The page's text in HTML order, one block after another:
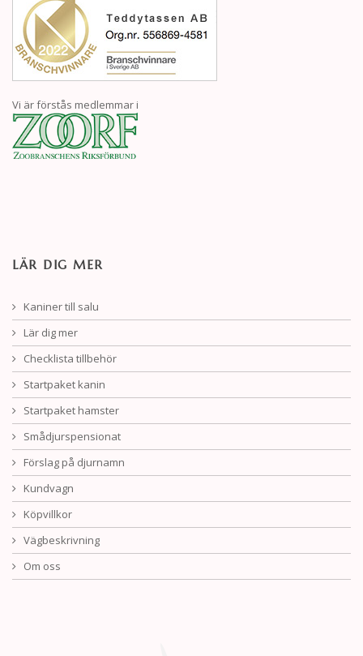
Vi är förstås medlemmar i
LÄR DIG MER
Kaniner till salu
Lär dig mer
Checklista tillbehör
Startpaket kanin
Startpaket hamster
Smådjurspensionat
Förslag på djurnamn
Kundvagn
Köpvillkor
Vägbeskrivning
Om oss